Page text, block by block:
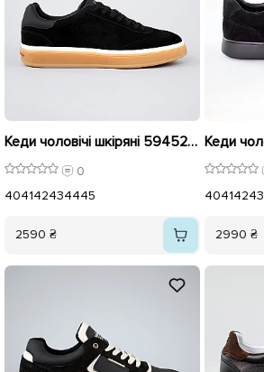
Кеди чоловічі шкіряні 594528 Чорні
0
404142434445
2590 ₴
40414243
2990 ₴